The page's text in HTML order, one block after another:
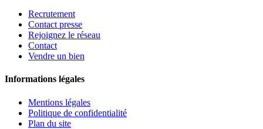
Recrutement
Contact presse
Rejoignez le réseau
Contact
Vendre un bien
Informations légales
Mentions légales
Politique de confidentialité
Plan du site